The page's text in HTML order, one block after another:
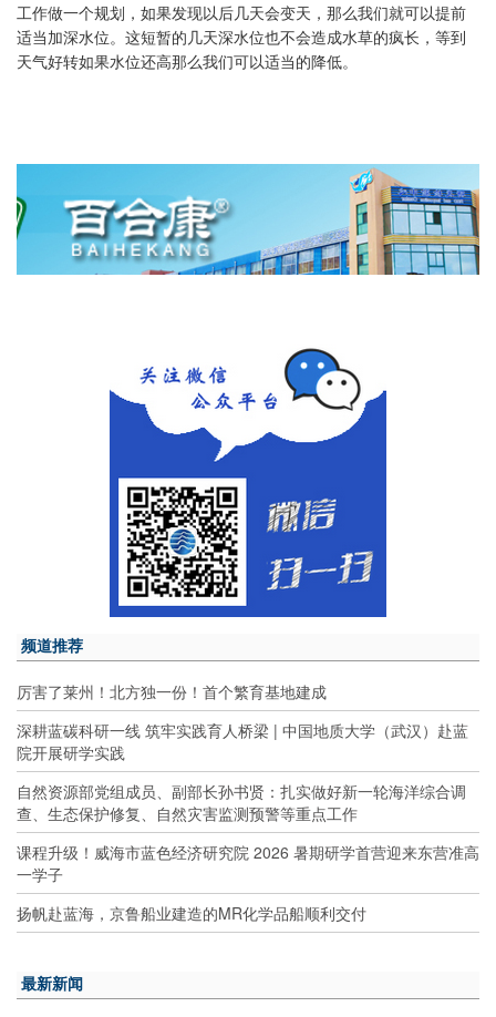
工作做一个规划，如果发现以后几天会变天，那么我们就可以提前
适当加深水位。这短暂的几天深水位也不会造成水草的疯长，等到
天气好转如果水位还高那么我们可以适当的降低。
频道推荐
厉害了莱州！北方独一份！首个繁育基地建成
深耕蓝碳科研一线 筑牢实践育人桥梁 | 中国地质大学（武汉）赴蓝
院开展研学实践
自然资源部党组成员、副部长孙书贤：扎实做好新一轮海洋综合调
查、生态保护修复、自然灾害监测预警等重点工作
课程升级！威海市蓝色经济研究院 2026 暑期研学首营迎来东营准高
一学子
扬帆赴蓝海，京鲁船业建造的MR化学品船顺利交付
最新新闻